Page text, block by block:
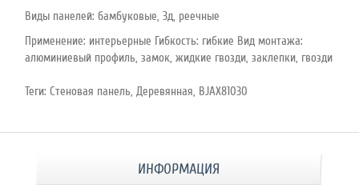
Виды панелей: бамбуковые, 3д, реечные
Применение: интерьерные Гибкость: гибкие Вид монтажа:
алюминиевый профиль, замок, жидкие гвозди, заклепки, гвозди
Теги:Стеновая панель,Деревянная, BJAX81030
ИНФОРМАЦИЯ